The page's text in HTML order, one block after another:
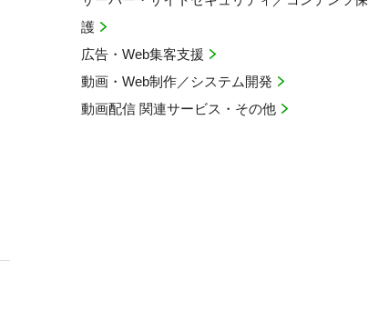
護
広告・Web集客支援
動画・Web制作／システム開発
動画配信 関連サービス・その他